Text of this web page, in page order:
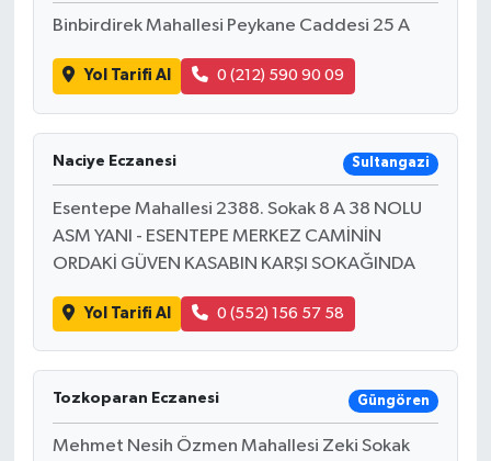
Binbirdirek Mahallesi Peykane Caddesi 25 A
Yol Tarifi Al 0 (212) 590 90 09
Naciye Eczanesi Sultangazi
Esentepe Mahallesi 2388. Sokak 8 A 38 NOLU
ASM YANI - ESENTEPE MERKEZ CAMİNİN
ORDAKİ GÜVEN KASABIN KARŞI SOKAĞINDA
Yol Tarifi Al 0 (552) 156 57 58
Tozkoparan Eczanesi Güngören
Mehmet Nesih Özmen Mahallesi Zeki Sokak